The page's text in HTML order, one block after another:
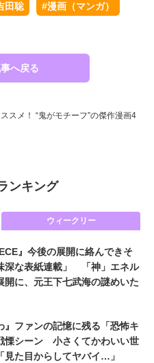
田聡 #漫画（マンガ）
へ戻る
スメ！ “鬼がモチーフ”の傑作漫画4
ンキング
ウィークリー
』今後の展開に絡んできそ
深な表紙連載」 「神」エネル
開に、元王下七武海の謎めいた
』ファンの記憶に残る「恐怖キ
慄シーン 小さくてかわいい世
見た目からしてヤバイ…」